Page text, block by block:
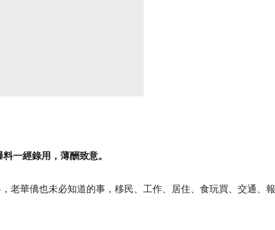
料一經錄用，薄酬致意。
老華僑也未必知道的事，移民、工作、居住、食玩買、交通、報